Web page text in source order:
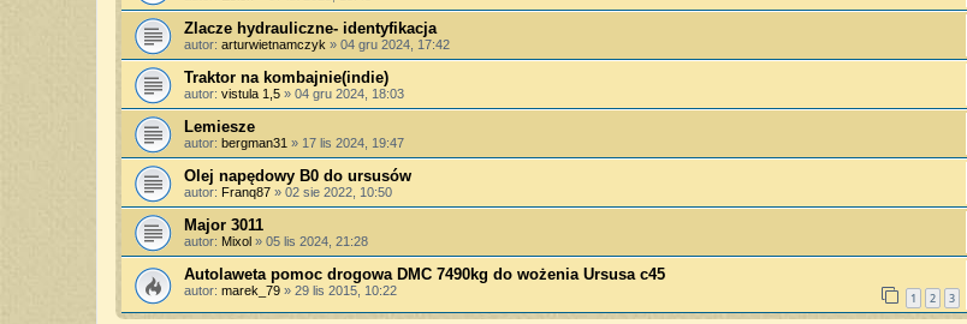
Zlacze hydrauliczne- identyfikacja
autor: arturwietnamczyk » 04 gru 2024, 17:42
Traktor na kombajnie(indie)
autor: vistula 1,5 » 04 gru 2024, 18:03
Lemiesze
autor: bergman31 » 17 lis 2024, 19:47
Olej napędowy B0 do ursusów
autor: Franq87 » 02 sie 2022, 10:50
Major 3011
autor: Mixol » 05 lis 2024, 21:28
Autolaweta pomoc drogowa DMC 7490kg do wożenia Ursusa c45
autor: marek_79 » 29 lis 2015, 10:22 1 2 3